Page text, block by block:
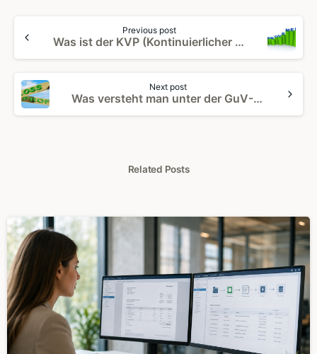
Reading
Previous post
Was ist der KVP (Kontinuierlicher Verbesserungsprozess)?
Next post
Was versteht man unter der GuV-Rechnung?
Related Posts